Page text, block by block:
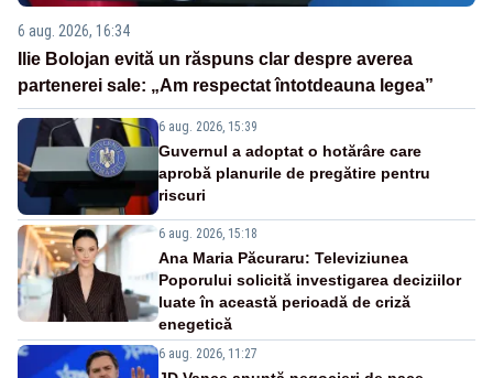
6 aug. 2026, 16:34
Ilie Bolojan evită un răspuns clar despre averea
partenerei sale: „Am respectat întotdeauna legea”
6 aug. 2026, 15:39
Guvernul a adoptat o hotărâre care
aprobă planurile de pregătire pentru
riscuri
6 aug. 2026, 15:18
Ana Maria Păcuraru: Televiziunea
Poporului solicită investigarea deciziilor
luate în această perioadă de criză
enegetică
6 aug. 2026, 11:27